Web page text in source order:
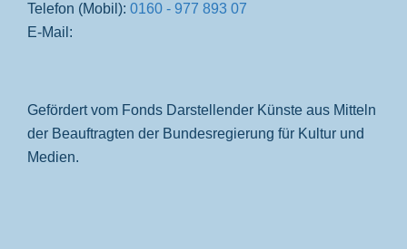
Telefon (Mobil): 0160 - 977 893 07
E-Mail:
Gefördert vom Fonds Darstellender Künste aus Mitteln
der Beauftragten der Bundesregierung für Kultur und
Medien.